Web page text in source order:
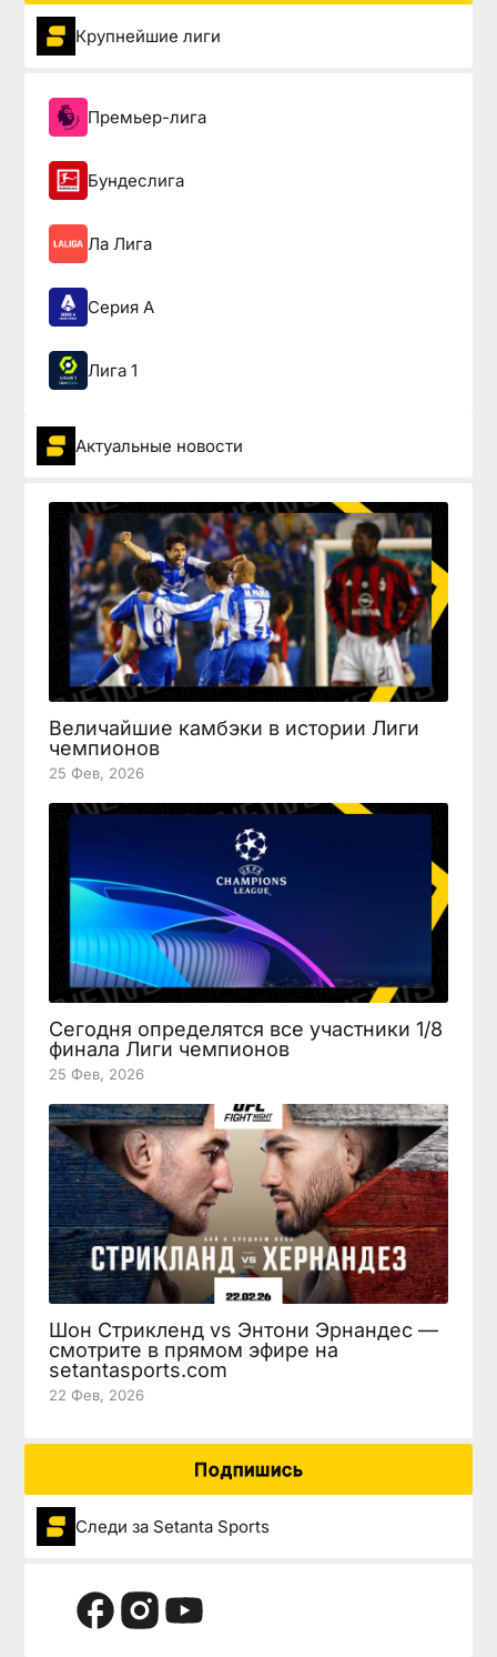
Крупнейшие лиги
Премьер-лига
Бундеслига
Ла Лига
Серия А
Лига 1
Актуальные новости
Величайшие камбэки в истории Лиги
чемпионов
25 Фев, 2026
Сегодня определятся все участники 1/8
финала Лиги чемпионов
25 Фев, 2026
Шон Стрикленд vs Энтони Эрнандес —
смотрите в прямом эфире на
setantasports.com
22 Фев, 2026
Подпишись
Следи за Setanta Sports